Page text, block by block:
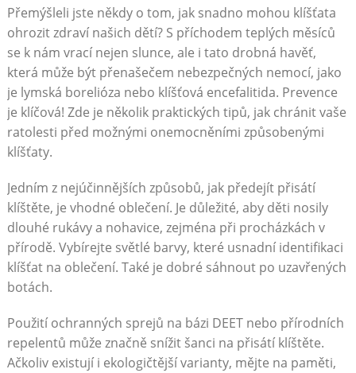
Přemýšleli jste někdy o tom, jak snadno mohou klíšťata
ohrozit zdraví našich dětí? S příchodem teplých měsíců
se k nám vrací nejen slunce, ale i tato drobná havěť,
která může být přenašečem nebezpečných nemocí, jako
je lymská borelióza nebo klíšťová encefalitida. Prevence
je klíčová! Zde je několik praktických tipů, jak chránit vaše
ratolesti před možnými onemocněními způsobenými
klíšťaty.
Jedním z nejúčinnějších způsobů, jak předejít přisátí
klíštěte, je vhodné oblečení. Je důležité, aby děti nosily
dlouhé rukávy a nohavice, zejména při procházkách v
přírodě. Vybírejte světlé barvy, které usnadní identifikaci
klíšťat na oblečení. Také je dobré sáhnout po uzavřených
botách.
Použití ochranných sprejů na bázi DEET nebo přírodních
repelentů může značně snížit šanci na přisátí klíštěte.
Ačkoliv existují i ekologičtější varianty, mějte na paměti,